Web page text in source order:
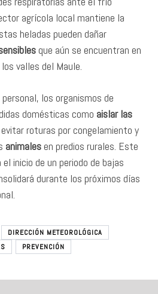
agrícola local mantiene la
heladas pueden dañar
que aún se encuentran en
valles del Maule.
los organismos de
domésticas como aislar las
roturas por congelamiento y
animalesen predios rurales. Este
inicio de un periodo de bajas
durante los próximos días
DIRECCIÓN METEOROLÓGICA
PREVENCIÓN